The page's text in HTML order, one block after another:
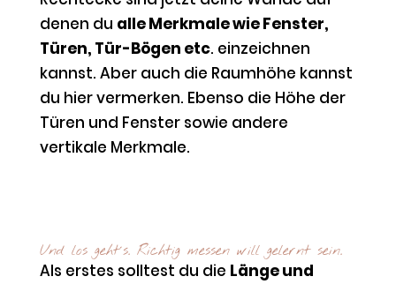
denen du alle Merkmale wie Fenster,
Türen, Tür-Bögen etc. einzeichnen
kannst. Aber auch die Raumhöhe kannst
du hier vermerken. Ebenso die Höhe der
Türen und Fenster sowie andere
vertikale Merkmale.
Und los geht´s. Richtig messen will gelernt sein.
Als erstes solltest du die Länge und